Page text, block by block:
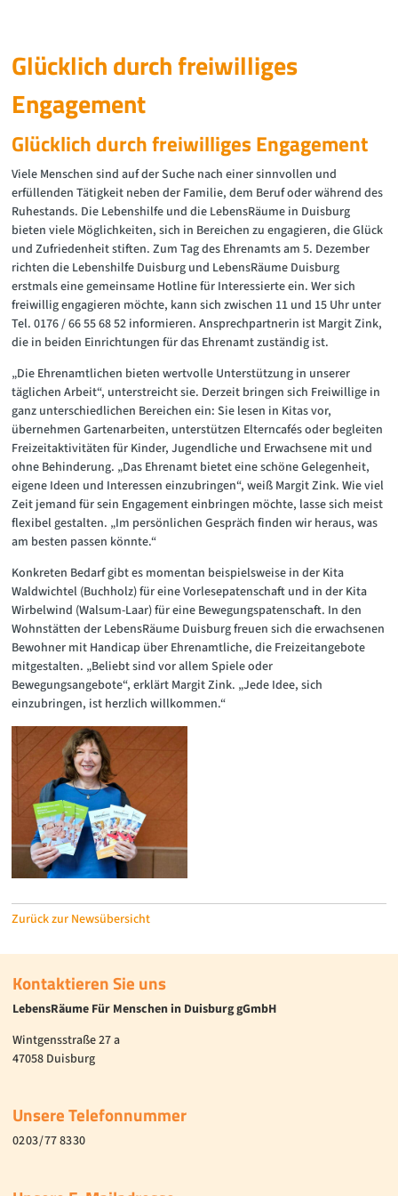
Glücklich durch freiwilliges
Engagement
Glücklich durch freiwilliges Engagement
Viele Menschen sind auf der Suche nach einer sinnvollen und
erfüllenden Tätigkeit neben der Familie, dem Beruf oder während des
Ruhestands. Die Lebenshilfe und die LebensRäume in Duisburg
bieten viele Möglichkeiten, sich in Bereichen zu engagieren, die Glück
und Zufriedenheit stiften. Zum Tag des Ehrenamts am 5. Dezember
richten die Lebenshilfe Duisburg und LebensRäume Duisburg
erstmals eine gemeinsame Hotline für Interessierte ein. Wer sich
freiwillig engagieren möchte, kann sich zwischen 11 und 15 Uhr unter
Tel. 0176 / 66 55 68 52 informieren. Ansprechpartnerin ist Margit Zink,
die in beiden Einrichtungen für das Ehrenamt zuständig ist.
„Die Ehrenamtlichen bieten wertvolle Unterstützung in unserer
täglichen Arbeit“, unterstreicht sie. Derzeit bringen sich Freiwillige in
ganz unterschiedlichen Bereichen ein: Sie lesen in Kitas vor,
übernehmen Gartenarbeiten, unterstützen Elterncafés oder begleiten
Freizeitaktivitäten für Kinder, Jugendliche und Erwachsene mit und
ohne Behinderung. „Das Ehrenamt bietet eine schöne Gelegenheit,
eigene Ideen und Interessen einzubringen“, weiß Margit Zink. Wie viel
Zeit jemand für sein Engagement einbringen möchte, lasse sich meist
flexibel gestalten. „Im persönlichen Gespräch finden wir heraus, was
am besten passen könnte.“
Konkreten Bedarf gibt es momentan beispielsweise in der Kita
Waldwichtel (Buchholz) für eine Vorlesepatenschaft und in der Kita
Wirbelwind (Walsum-Laar) für eine Bewegungspatenschaft. In den
Wohnstätten der LebensRäume Duisburg freuen sich die erwachsenen
Bewohner mit Handicap über Ehrenamtliche, die Freizeitangebote
mitgestalten. „Beliebt sind vor allem Spiele oder
Bewegungsangebote“, erklärt Margit Zink. „Jede Idee, sich
einzubringen, ist herzlich willkommen.“
Zurück zur Newsübersicht
Kontaktieren Sie uns
LebensRäume Für Menschen in Duisburg gGmbH
Wintgensstraße 27 a
47058 Duisburg
Unsere Telefonnummer
02 03 / 77 83 30